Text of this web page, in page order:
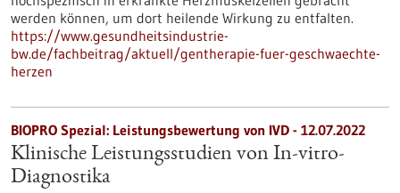
werden können, um dort heilende Wirkung zu entfalten.
https://www.gesundheitsindustrie-
bw.de/fachbeitrag/aktuell/gentherapie-fuer-geschwaechte-
herzen
BIOPRO Spezial: Leistungsbewertung von IVD - 12.07.2022
Klinische Leistungsstudien von In-vitro-
Diagnostika